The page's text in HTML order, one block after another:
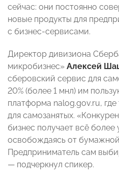
сейчас: они постоянно
новые продукты для
с бизнес-сервисами.
Директор дивизиона
микробизнес» Алексей
сберовский сервис для
20% (более 1 мнл) им
платформа nalog.gov.ru,
для самозанятых.
бизнес получает всё
освобождаясь от
Предприниматель сам
— подчеркнул спикер.